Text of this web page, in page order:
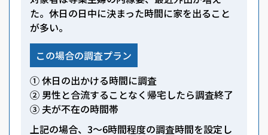
た。休日の日中に決まった時間に家を出ること
が多い。
この場合の調査プラン
① 休日の出かける時間に調査
② 男性と合流することなく帰宅したら調査終了
③ 夫が不在の時間帯
上記の場合、3～6時間程度の調査時間を設定し